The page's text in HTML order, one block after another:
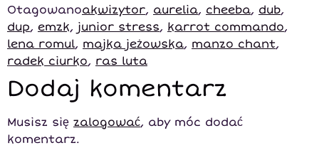
Otagowanoakwizytor, aurelia, cheeba, dub,
dup, emzk, junior stress, karrot commando,
lena romul, majka jeżowska, manzo chant,
radek ciurko, ras luta
Dodaj komentarz
Musisz się zalogować, aby móc dodać
komentarz.